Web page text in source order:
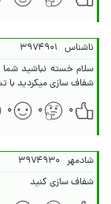
ناشناس ۳۹۷۴۹۰۱
سلام خسته نباشید شما
شفاف سازی میکردید با
۰
۰ ۰
شادمهر ۳۹۷۴۹۳۰
شفاف سازی کنید